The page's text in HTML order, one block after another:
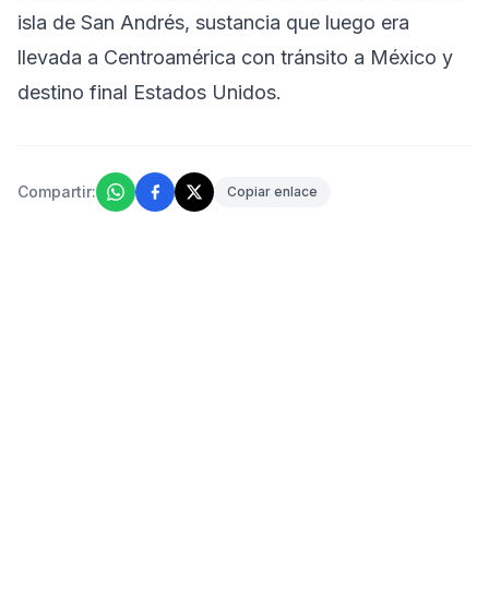
isla de San Andrés, sustancia que luego era
llevada a Centroamérica con tránsito a México y
destino final Estados Unidos.
Compartir: Copiar enlace